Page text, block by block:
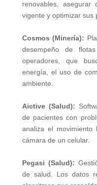
renovables,
vigente y optimizar sus
Cosmos (Minería):
desempeño de
operadores, que
energía, el uso de
ambiente.
Aictive (Salud):
de pacientes con
analiza el
cámara de un celular.
Pegasi (Salud):
de salud. Los datos